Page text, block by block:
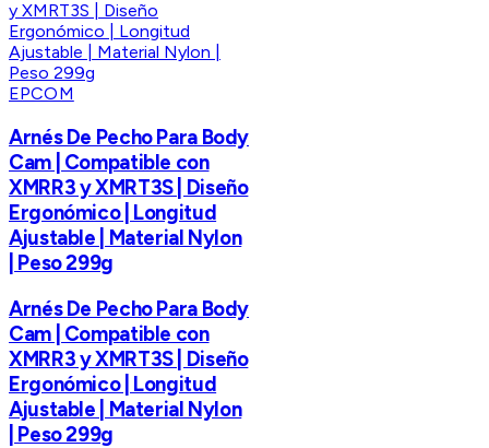
EPCOM
Arnés De Pecho Para Body
Cam | Compatible con
XMRR3 y XMRT3S | Diseño
Ergonómico | Longitud
Ajustable | Material Nylon
| Peso 299g
Arnés De Pecho Para Body
Cam | Compatible con
XMRR3 y XMRT3S | Diseño
Ergonómico | Longitud
Ajustable | Material Nylon
| Peso 299g